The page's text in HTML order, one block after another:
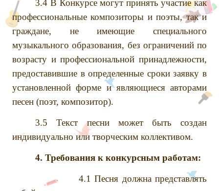
3.4 В Конкурсе могут принять участие как
профессиональные композиторы и поэты, так и
граждане, не имеющие специального
музыкального образования, без ограничений по
возрасту и профессиональной принадлежности,
предоставившие в определенные сроки заявку в
установленной форме и являющиеся авторами
песен (поэт, композитор).
3.5 Текст песни может быть создан
индивидуально или творческим коллективом.
4. Требования к конкурсным работам:
4.1 Песня должна представлять